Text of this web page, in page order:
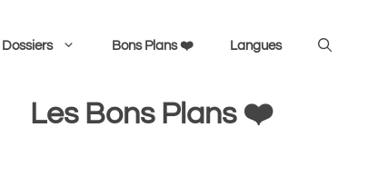
Dossiers Bons Plans ❤️ Langues
Les Bons Plans ❤️